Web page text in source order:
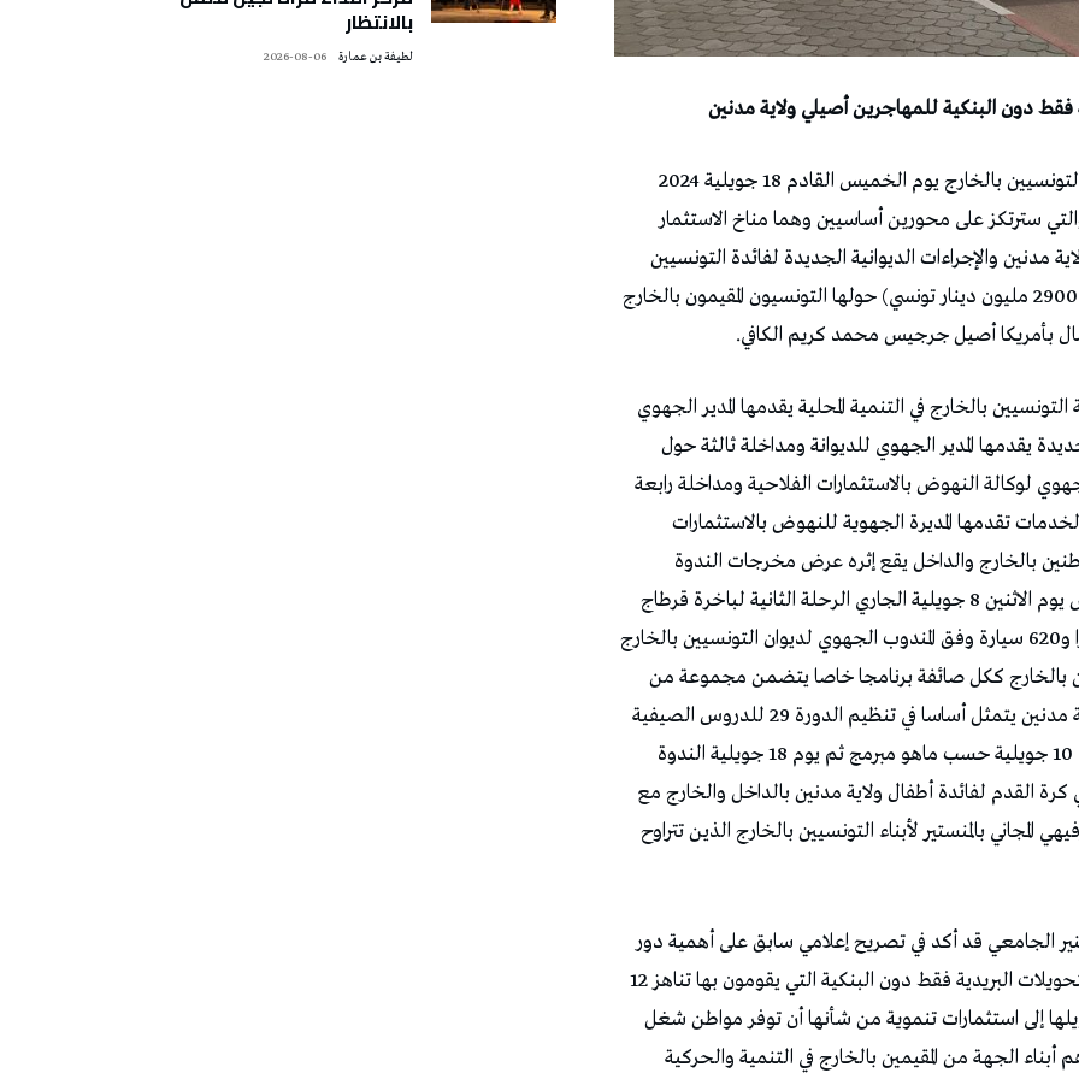
تحت شعار: « الهجرة رافد للتنمية » ينظم ديوان التونسيين بالخارج يوم الخميس القادم 18 جويلية 2024
سترتكز على محورين أساسيين وهما مناخ الاستثمار
مدنين والإجراءات الديوانية الجديدة لفائدة التونسيين
(حوالي 2900 مليون دينار تونسي) حولها التونسيون المقيمون بالخارج
بأمريكا أصيل جرجيس محمد كريم الكافي.
بالخارج في التنمية المحلية يقدمها المدير الجهوي
يقدمها المدير الجهوي للديوانة ومداخلة ثالثة حول
لوكالة النهوض بالاستثمارات الفلاحية ومداخلة رابعة
تقدمها المديرة الجهوية للنهوض بالاستثمارات
بالخارج والداخل يقع إثره عرض مخرجات الندوة
واختتامها.هذا وقد استقبل الميناء التجاري بجرجيس يوم الاثنين 8 جويلية الجاري الرحلة الثانية لباخرة قرطاج
قادمة من ميناء مرسيليا وعلى متنها 2228 مسافرا و620 سيارة وفق المندوب الجهوي لديوان التونسيين بالخارج
بالخارج ككل صائفة برنامجا خاصا يتضمن مجموعة من
الأنشطة الموجهة للتونسيين بالخارج وأبنائهم بولاية مدنين يتمثل أساسا في تنظيم الدورة 29 للدروس الصيفية
في اللغة العربية لفائدة أبناء الجالية بداية من يوم 10 جويلية حسب ماهو مبرمج ثم يوم 18 جويلية الندوة
كرة القدم لفائدة أطفال ولاية مدنين بالداخل والخارج مع
بالمنستير لأبناء التونسيين بالخارج الذين تتراوح
الجامعي قد أكد في تصريح إعلامي سابق على أهمية دور
أبناء الجالية بولاية مدنين في التنمية إذ أفاد بأن التحويلات البريدية فقط دون البنكية التي يقومون بها تناهز 12
إلى استثمارات تنموية من شأنها أن توفر مواطن شغل
الجهة من المقيمين بالخارج في التنمية والحركية
بالانتظار
لطيفة بن عمارة 2026-08-06